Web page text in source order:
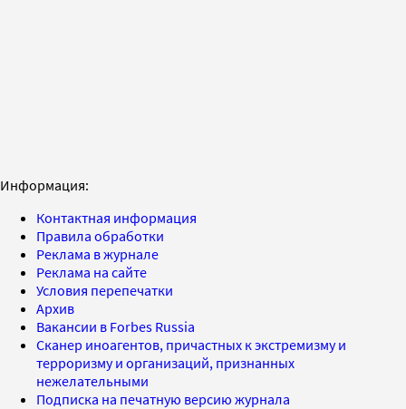
Информация:
Контактная информация
Правила обработки
Реклама в журнале
Реклама на сайте
Условия перепечатки
Архив
Вакансии в Forbes Russia
Сканер иноагентов, причастных к экстремизму и
терроризму и организаций, признанных
нежелательными
Подписка на печатную версию журнала